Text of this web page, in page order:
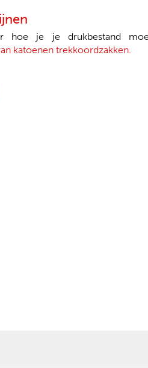
hoe je je drukbestand
katoenen trekkoordzakken.